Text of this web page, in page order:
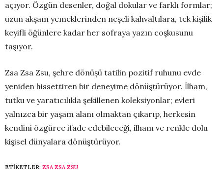
açıyor. Özgün desenler, doğal dokular ve farklı formlar;
uzun akşam yemeklerinden neşeli kahvaltılara, tek kişilik
keyifli öğünlere kadar her sofraya yazın coşkusunu
taşıyor.
Zsa Zsa Zsu, şehre dönüşü tatilin pozitif ruhunu evde
yeniden hissettiren bir deneyime dönüştürüyor. İlham,
tutku ve yaratıcılıkla şekillenen koleksiyonlar; evleri
yalnızca bir yaşam alanı olmaktan çıkarıp, herkesin
kendini özgürce ifade edebileceği, ilham ve renkle dolu
kişisel dünyalara dönüştürüyor.
ETIKETLER: ZSA ZSA ZSU